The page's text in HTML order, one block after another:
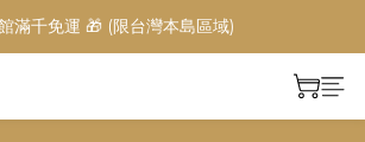
滿千免運 🎁 (限台灣本島區域)